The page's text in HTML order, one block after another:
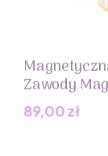
Zawody
89,00zł